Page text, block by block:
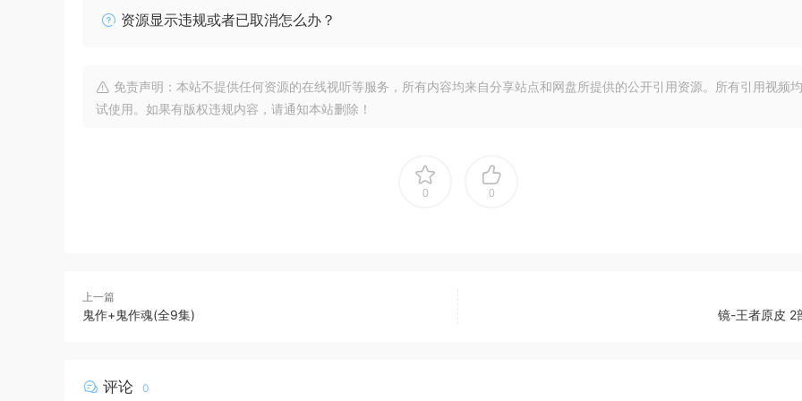
资源显示违规或者已取消怎么办？
免责声明：本站不提供任何资源的在线视听等服务，所有内容均来自分享站点和网盘所提供的公开引用资源。所有引用视频
试使用。如果有版权违规内容，请通知本站删除！
0 0
上一篇
鬼作+鬼作魂(全9集) 镜-王者原皮 2
评论 0